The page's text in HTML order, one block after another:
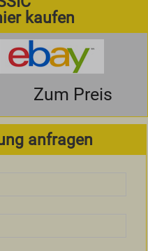
kaufen
Zum Preis
anfragen